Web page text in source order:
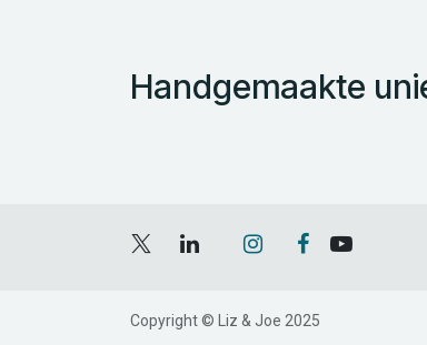
Handgemaakte
Copyright © Liz & Joe 2025